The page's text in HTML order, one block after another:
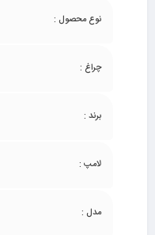
نوع محصول :
چراغ :
برند :
لامپ :
مدل :